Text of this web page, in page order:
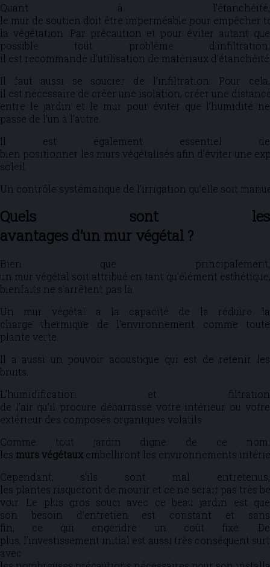
Quant à l’étanchéité,
le mur de soutien doit être imperméable pour empêcher
la végétation. Par précaution et pour éviter autant que
possible tout problème d’infiltration,
il est recommandé d’utilisation de matériaux
Il faut aussi se soucier de l’infiltration. Pour cela,
il est nécessaire de créer une isolation, créer une
entre le jardin et le mur pour éviter que l’humidité ne
passe de l’un à l’autre.
Il est également essentiel de
bien positionner les murs végétalisés afin d’éviter une
soleil.
Un contrôle systématique de l’irrigation qu’elle soit
Quels sont les
avantages d’un mur végétal ?
Bien que principalement,
un mur végétal soit attribué en tant qu’élément
bienfaits ne s’arrêtent pas là.
Un mur végétal a la capacité de la réduire la
charge thermique de l’environnement comme toute
plante verte.
Il a aussi un pouvoir acoustique qui est de retenir les
bruits.
L’humidification et filtration
de l’air qu’il procure débarrasse votre intérieur ou votre
extérieur des composés organiques volatils.
Comme tout jardin digne de ce nom,
les murs végétauxembelliront les environnements
Cependant, s’ils sont mal entretenus,
les plantes risqueront de mourir et ce ne serait pas très
voir. Le plus gros souci avec ce beau jardin est que
son besoin d’entretien est constant et sans
fin, ce qui engendre un coût fixe. De
plus, l’investissement initial est aussi très conséquent
avec